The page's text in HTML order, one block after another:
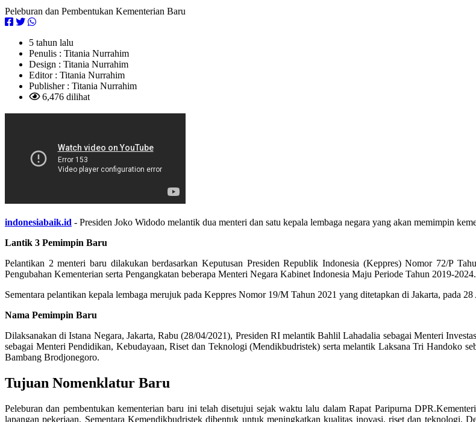
Peleburan dan Pembentukan Kementerian Baru
5 tahun lalu
Penulis : Titania Nurrahim
Design : Titania Nurrahim
Editor : Titania Nurrahim
Publisher : Titania Nurrahim
6,476 dilihat
indonesiabaik.id - Presiden Joko Widodo melantik dua menteri dan satu kepala lembaga negara yang akan memimpin
Lantik 3 Pemimpin Baru
Pelantikan 2 menteri baru dilakukan berdasarkan Keputusan Presiden Republik Indonesia (Keppres) Nomor 72/P
Pengubahan Kementerian serta Pengangkatan beberapa Menteri Negara Kabinet Indonesia Maju Periode Tahun 2019-2024.
Sementara pelantikan kepala lembaga merujuk pada Keppres Nomor 19/M Tahun 2021 yang ditetapkan di Jakarta, pada
Nama Pemimpin Baru
Dilaksanakan di Istana Negara, Jakarta, Rabu (28/04/2021), Presiden RI melantik Bahlil Lahadalia sebagai Menteri
sebagai Menteri Pendidikan, Kebudayaan, Riset dan Teknologi (Mendikbudristek) serta melantik Laksana Tri Handoko
Bambang Brodjonegoro.
Tujuan Nomenklatur Baru
Peleburan dan pembentukan kementerian baru ini telah disetujui sejak waktu lalu dalam Rapat Paripurna
lapangan pekerjaan. Sementara Kemendikbudristek dibentuk untuk meningkatkan kualitas inovasi, riset dan teknologi.